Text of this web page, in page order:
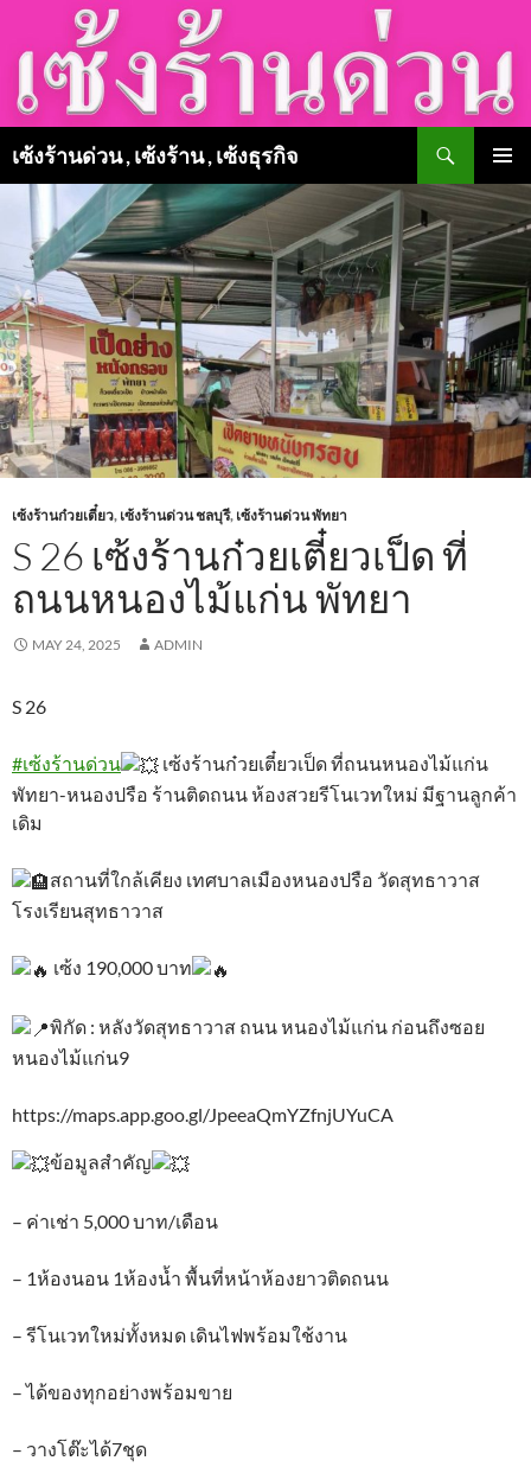
content
เซ้งร้านด่วน , เซ้งร้าน , เซ้งธุรกิจ
MENU
เซ้งร้านก๋วยเตี๋ยว, เซ้งร้านด่วน ชลบุรี, เซ้งร้านด่วน พัทยา
S 26 เซ้งร้านก๋วยเตี๋ยวเป็ด ที่
ถนนหนองไม้แก่น พัทยา
MAY 24, 2025 ADMIN
S 26
#เซ้งร้านด่วน
เซ้งร้านก๋วยเตี๋ยวเป็ด ที่ถนนหนองไม้แก่น
พัทยา-หนองปรือ ร้านติดถนน ห้องสวยรีโนเวทใหม่ มีฐานลูกค้า
เดิม
สถานที่ใกล้เคียง เทศบาลเมืองหนองปรือ วัดสุทธาวาส
โรงเรียนสุทธาวาส
เซ้ง 190,000 บาท
พิกัด : หลังวัดสุทธาวาส ถนน หนองไม้แก่น ก่อนถึงซอย
หนองไม้แก่น9
https://maps.app.goo.gl/JpeeaQmYZfnjUYuCA
ข้อมูลสำคัญ
– ค่าเช่า 5,000 บาท/เดือน
– 1ห้องนอน 1ห้องน้ำ พื้นที่หน้าห้องยาวติดถนน
– รีโนเวทใหม่ทั้งหมด เดินไฟพร้อมใช้งาน
– ได้ของทุกอย่างพร้อมขาย
– วางโต๊ะได้7ชุด